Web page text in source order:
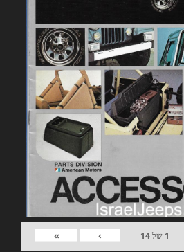
1 של14
›
»